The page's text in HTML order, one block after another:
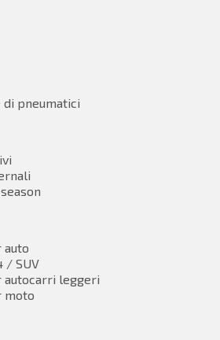
pneumatici
auto
/ SUV
autocarri leggeri
moto